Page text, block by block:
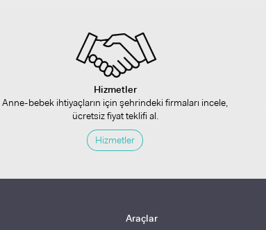
Hizmetler
Anne-bebek ihtiyaçların için şehrindeki firmaları incele,
ücretsiz fiyat teklifi al.
Hizmetler
Araçlar